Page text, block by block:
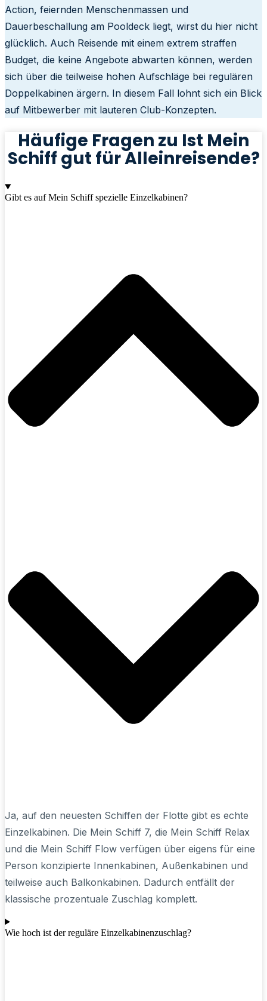
Action, feiernden Menschenmassen und
Dauerbeschallung am Pooldeck liegt, wirst du hier nicht
glücklich. Auch Reisende mit einem extrem straffen
Budget, die keine Angebote abwarten können, werden
sich über die teilweise hohen Aufschläge bei regulären
Doppelkabinen ärgern. In diesem Fall lohnt sich ein Blick
auf Mitbewerber mit lauteren Club-Konzepten.
Häufige Fragen zu Ist Mein
Schiff gut für Alleinreisende?
Gibt es auf Mein Schiff spezielle Einzelkabinen?
Ja, auf den neuesten Schiffen der Flotte gibt es echte
Einzelkabinen. Die Mein Schiff 7, die Mein Schiff Relax
und die Mein Schiff Flow verfügen über eigens für eine
Person konzipierte Innenkabinen, Außenkabinen und
teilweise auch Balkonkabinen. Dadurch entfällt der
klassische prozentuale Zuschlag komplett.
Wie hoch ist der reguläre Einzelkabinenzuschlag?